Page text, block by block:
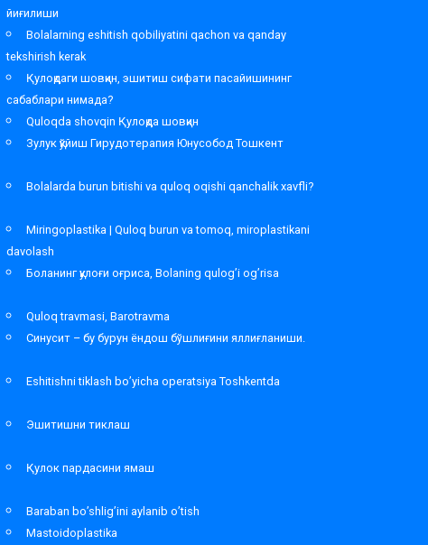
йиғилиши
Bolalarning eshitish qobiliyatini qachon va qanday
tekshirish kerak
Қулоқдаги шовқин, эшитиш сифати пасайишининг
сабаблари нимада?
Quloqda shovqin Қулоқда шовқин
Зулук қўйиш Гирудотерапия Юнусобод Тошкент
Bolalarda burun bitishi va quloq oqishi qanchalik xavfli?
Miringoplastika | Quloq burun va tomoq, miroplastikani
davolash
Боланинг қулоғи оғриса, Bolaning qulog’i og’risa
Quloq travmasi, Barotravma
Синусит – бу бурун ёндош бўшлиғини яллиғланиши.
Eshitishni tiklash bo’yicha operatsiya Toshkentda
Эшитишни тиклаш
Қулок пардасини ямаш
Baraban bo’shlig’ini aylanib o’tish
Mastoidoplastika